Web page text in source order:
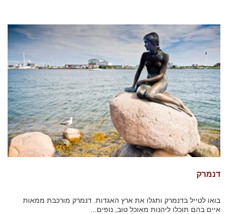
דנמרק
בואו לטייל בדנמרק ותגלו את ארץ האגדות. דנמרק מורכבת ממאות
איים בהם תוכלו ליהנות מאוכל טוב, נופים...